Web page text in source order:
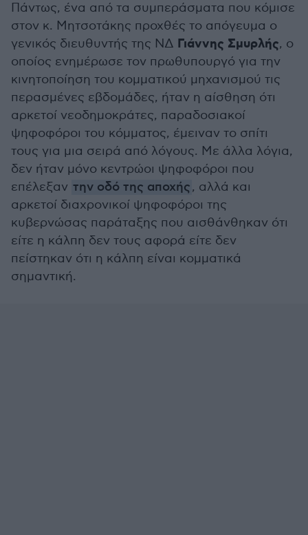
Πάντως, ένα από τα συμπεράσματα που κόμισε
στον κ. Μητσοτάκης προχθές το απόγευμα ο
γενικός διευθυντής της ΝΔ Γιάννης Σμυρλής, ο
οποίος ενημέρωσε τον πρωθυπουργό για την
κινητοποίηση του κομματικού μηχανισμού τις
περασμένες εβδομάδες, ήταν η αίσθηση ότι
αρκετοί νεοδημοκράτες, παραδοσιακοί
ψηφοφόροι του κόμματος, έμειναν το σπίτι
τους για μια σειρά από λόγους. Με άλλα λόγια,
δεν ήταν μόνο κεντρώοι ψηφοφόροι που
επέλεξαν την οδό της αποχής, αλλά και
αρκετοί διαχρονικοί ψηφοφόροι της
κυβερνώσας παράταξης που αισθάνθηκαν ότι
είτε η κάλπη δεν τους αφορά είτε δεν
πείστηκαν ότι η κάλπη είναι κομματικά
σημαντική.